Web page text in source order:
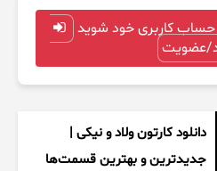
حساب کاربری خود شوید
عضویت
دانلود کارتون ولاد و نیکی |
جدیدترین و بهترین قسمت‌ها